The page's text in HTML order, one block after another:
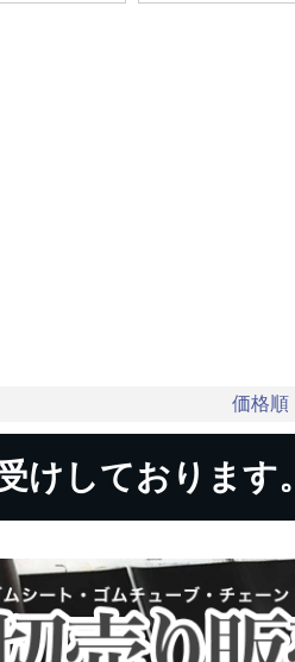
価格順
けしております。